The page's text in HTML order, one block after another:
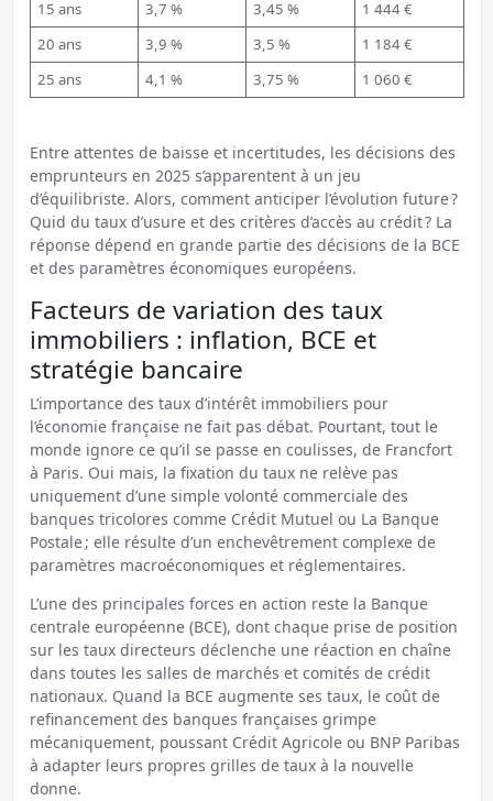
15 ans 3,7 % 3,45 %
1 444 €
20 ans
3,9 % 3,5 %
1 184 €
25 ans
4,1 % 3,75 % 1 060 €
Entre attentes de baisse et incertitudes, les décisions des
emprunteurs en 2025 s’apparentent à un jeu
d’équilibriste. Alors, comment anticiper l’évolution future ?
Quid du taux d’usure et des critères d’accès au crédit ? La
réponse dépend en grande partie des décisions de la BCE
et des paramètres économiques européens.
Facteurs de variation des taux
immobiliers : inflation, BCE et
stratégie bancaire
L’importance des taux d’intérêt immobiliers pour
l’économie française ne fait pas débat. Pourtant, tout le
monde ignore ce qu’il se passe en coulisses, de Francfort
à Paris. Oui mais, la fixation du taux ne relève pas
uniquement d’une simple volonté commerciale des
banques tricolores comme Crédit Mutuel ou La Banque
Postale ; elle résulte d’un enchevêtrement complexe de
paramètres macroéconomiques et réglementaires.
L’une des principales forces en action reste la Banque
centrale européenne (BCE), dont chaque prise de position
sur les taux directeurs déclenche une réaction en chaîne
dans toutes les salles de marchés et comités de crédit
nationaux. Quand la BCE augmente ses taux, le coût de
refinancement des banques françaises grimpe
mécaniquement, poussant Crédit Agricole ou BNP Paribas
à adapter leurs propres grilles de taux à la nouvelle
donne.